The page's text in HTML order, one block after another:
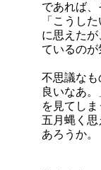
であれば、
「こうし
に思えた
ているのが
不思議なも
良いなあ
を見てしま
五月蝿く
あろうか。